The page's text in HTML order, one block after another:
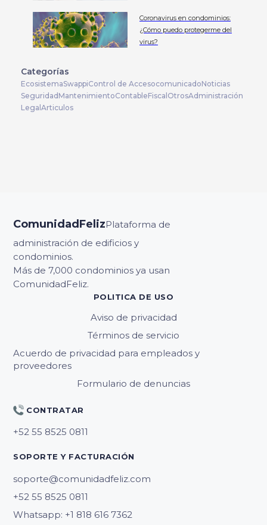
Coronavirus en condominios:
¿Cómo puedo protegerme del
virus?
Categorías
EcosistemaSwappiControl de AccesocomunicadoNoticias
Seguridad MantenimientoContableFiscal OtrosAdministración
Legal Articulos
ComunidadFelizPlataforma de
administración de edificios y
condominios.
Más de 7,000 condominios ya usan
ComunidadFeliz.
POLITICA DE USO
Aviso de privacidad
Términos de servicio
Acuerdo de privacidad para empleados y
proveedores
Formulario de denuncias
CONTRATAR
SOPORTE Y FACTURACIÓN
soporte@comunidadfeliz.com
Whatsapp: +1 818 616 7362